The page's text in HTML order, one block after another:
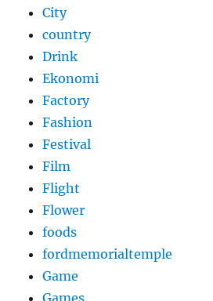
City
country
Drink
Ekonomi
Factory
Fashion
Festival
Film
Flight
Flower
foods
fordmemorialtemple
Game